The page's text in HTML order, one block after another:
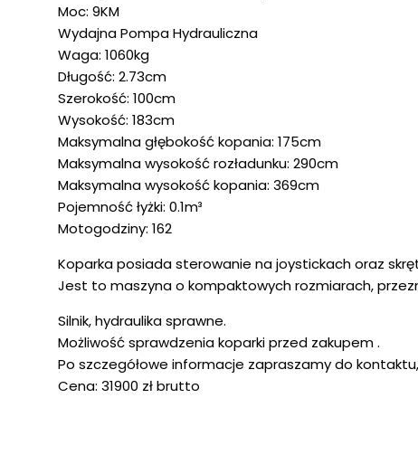
Moc: 9KM
Wydajna Pompa Hydrauliczna
Waga: 1060kg
Długość: 2.73cm
Szerokość: 100cm
Wysokość: 183cm
Maksymalna głębokość kopania: 175cm
Maksymalna wysokość rozładunku: 290cm
Maksymalna wysokość kopania: 369cm
Pojemność łyżki: 0.1m³
Motogodziny: 162
Koparka posiada sterowanie na joystickach oraz
Jest to maszyna o kompaktowych rozmiarach,
Silnik, hydraulika sprawne.
Możliwość sprawdzenia koparki przed zakupem .
Po szczegółowe informacje zapraszamy do
Cena: 31900 zł brutto